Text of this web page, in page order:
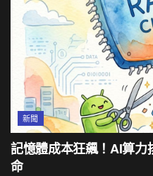
新聞
記憶體成本狂飆！AI算
命